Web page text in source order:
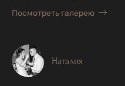
Посмотреть галерею
Наталия